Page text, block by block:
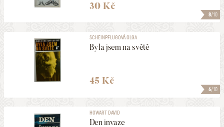
8/10
30 Kč
6/10
SCHEINPFLUGOVÁ OLGA
Byla jsem na světě
45 Kč
HOWART DAVID
Den invaze